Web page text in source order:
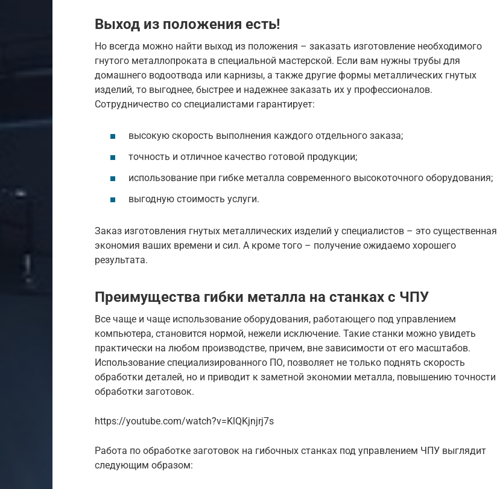
Выход из положения есть!
Но всегда можно найти выход из положения – заказать изготовление необходимого
гнутого металлопроката в специальной мастерской. Если вам нужны трубы для
домашнего водоотвода или карнизы, а также другие формы металлических гнутых
изделий, то выгоднее, быстрее и надежнее заказать их у профессионалов.
Сотрудничество со специалистами гарантирует:
высокую скорость выполнения каждого отдельного заказа;
точность и отличное качество готовой продукции;
использование при гибке металла современного высокоточного оборудования;
выгодную стоимость услуги.
Заказ изготовления гнутых металлических изделий у специалистов – это существенная
экономия ваших времени и сил. А кроме того – получение ожидаемо хорошего
результата.
Преимущества гибки металла на станках с ЧПУ
Все чаще и чаще использование оборудования, работающего под управлением
компьютера, становится нормой, нежели исключение. Такие станки можно увидеть
практически на любом производстве, причем, вне зависимости от его масштабов.
Использование специализированного ПО, позволяет не только поднять скорость
обработки деталей, но и приводит к заметной экономии металла, повышению точности
обработки заготовок.
https://youtube.com/watch?v=KlQKjnjrj7s
Работа по обработке заготовок на гибочных станках под управлением ЧПУ выглядит
следующим образом: